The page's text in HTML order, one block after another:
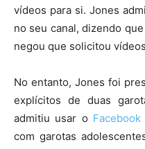
vídeos para si. Jones
no seu canal, dizendo
negou que solicitou
No entanto, Jones foi
explícitos de duas
admitiu usar o Facebook
com garotas